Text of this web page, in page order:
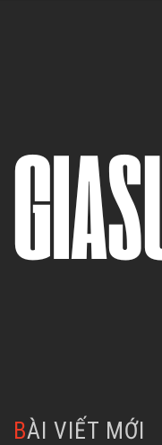
BÀI VIẾT MỚI